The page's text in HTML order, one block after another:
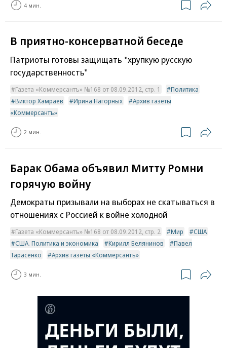
4 мин.
В приятно-консерватной беседе
Патриоты готовы защищать "хрупкую русскую
государственность"
Газета «Коммерсантъ» №168 от 08.09.2012, стр. 1
Политика
Виктор Хамраев
Ирина Нагорных
Архив газеты
«Коммерсантъ»
2 мин.
Барак Обама объявил Митту Ромни
горячую войну
Демократы призывали на выборах не скатываться в
отношениях с Россией к войне холодной
Газета «Коммерсантъ» №168 от 08.09.2012, стр. 2 Мир
США
США. Политика и экономика
Кирилл Белянинов
Павел
Тарасенко
Архив газеты «Коммерсантъ»
3 мин.